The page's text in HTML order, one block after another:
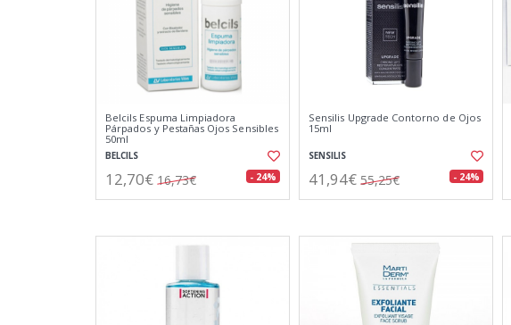
Belcils Espuma Limpiadora
Párpados y Pestañas Ojos Sensibles
50ml
BELCILS
12,70€ 16,73€ - 24%
Sensilis Upgrade Contorno de Ojos
15ml
SENSILIS
41,94€ 55,25€ - 24%